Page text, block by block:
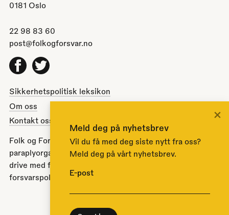
0181 Oslo
22 98 83 60
post@folkogforsvar.no
Facebook
Twitter
Sikkerhetspolitisk leksikon
Om oss
Kontakt oss
Folk og Forsvar er en partipolitisk nøytral
paraplyorganisasjon opprettet av Stortinget i 1951 for å
drive med folkeopplysning om norsk sikkerhets- og
forsvarspolitikk.
Meld deg på nyhetsbrev
Vil du få med deg siste nytt fra oss?
Meld deg på vårt nyhetsbrev.
E-post
×